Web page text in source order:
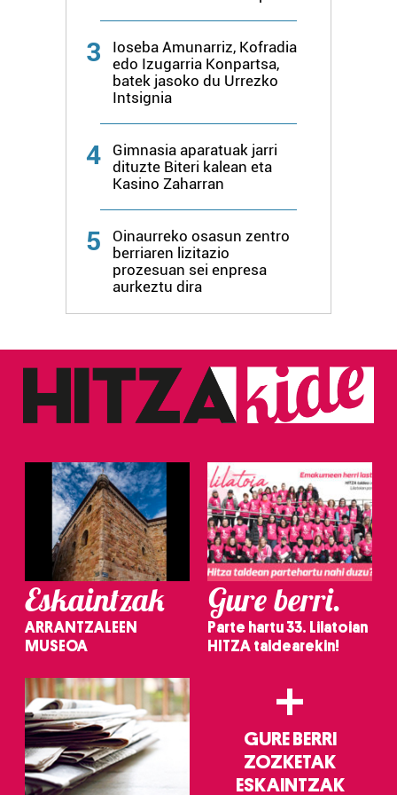
3
Ioseba Amunarriz, Kofradia
edo Izugarria Konpartsa,
batek jasoko du Urrezko
Intsignia
4
Gimnasia aparatuak jarri
dituzte Biteri kalean eta
Kasino Zaharran
5
Oinaurreko osasun zentro
berriaren lizitazio
prozesuan sei enpresa
aurkeztu dira
Eskaintzak
ARRANTZALEEN
MUSEOA
Gure berri.
Parte hartu 33. Lilatoian
HITZA taldearekin!
+
GURE BERRI
ZOZKETAK
ESKAINTZAK